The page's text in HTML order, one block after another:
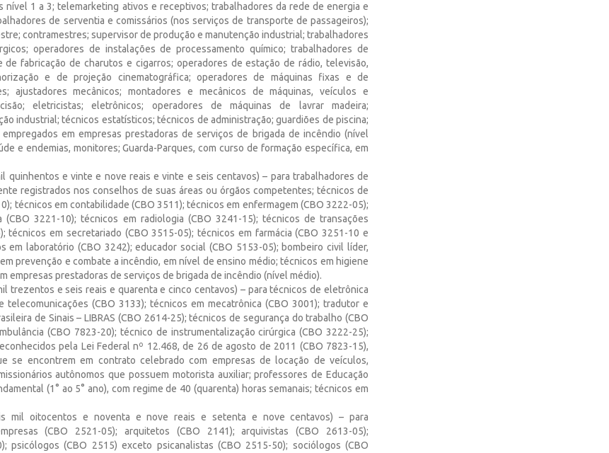
nível 1 a 3; telemarketing ativos e receptivos; trabalhadores da rede de energia e
de serventia e comissários (nos serviços de transporte de passageiros);
contramestres; supervisor de produção e manutenção industrial; trabalhadores
operadores de instalações de processamento químico; trabalhadores de
fabricação de charutos e cigarros; operadores de estação de rádio, televisão,
e de projeção cinematográfica; operadores de máquinas fixas e de
ajustadores mecânicos; montadores e mecânicos de máquinas, veículos e
eletricistas; eletrônicos; operadores de máquinas de lavrar madeira;
industrial; técnicos estatísticos; técnicos de administração; guardiões de piscina;
em empresas prestadoras de serviços de brigada de incêndio (nível
e endemias, monitores; Guarda-Parques, com curso de formação específica, em
quinhentos e vinte e nove reais e vinte e seis centavos) – para trabalhadores de
registrados nos conselhos de suas áreas ou órgãos competentes; técnicos de
técnicos em contabilidade (CBO 3511); técnicos em enfermagem (CBO 3222-05);
(CBO 3221-10); técnicos em radiologia (CBO 3241-15); técnicos de transações
técnicos em secretariado (CBO 3515-05); técnicos em farmácia (CBO 3251-10 e
em laboratório (CBO 3242); educador social (CBO 5153-05); bombeiro civil líder,
prevenção e combate a incêndio, em nível de ensino médio; técnicos em higiene
empresas prestadoras de serviços de brigada de incêndio (nível médio).
trezentos e seis reais e quarenta e cinco centavos) – para técnicos de eletrônica
telecomunicações (CBO 3133); técnicos em mecatrônica (CBO 3001); tradutor e
de Sinais – LIBRAS (CBO 2614-25); técnicos de segurança do trabalho (CBO
(CBO 7823-20); técnico de instrumentalização cirúrgica (CBO 3222-25);
pela Lei Federal nº 12.468, de 26 de agosto de 2011 (CBO 7823-15),
se encontrem em contrato celebrado com empresas de locação de veículos,
autônomos que possuem motorista auxiliar; professores de Educação
(1° ao 5° ano), com regime de 40 (quarenta) horas semanais; técnicos em
mil oitocentos e noventa e nove reais e setenta e nove centavos) – para
(CBO 2521-05); arquitetos (CBO 2141); arquivistas (CBO 2613-05);
psicólogos (CBO 2515) exceto psicanalistas (CBO 2515-50); sociólogos (CBO